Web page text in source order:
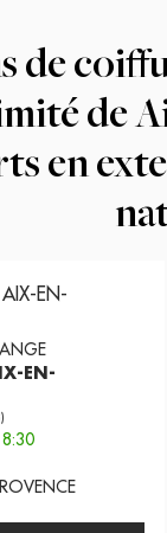
de
de
en
EN-
)